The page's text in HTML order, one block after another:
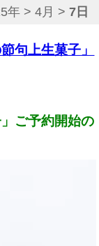
年 >4月 >7日
句上生菓子」
ご予約開始の